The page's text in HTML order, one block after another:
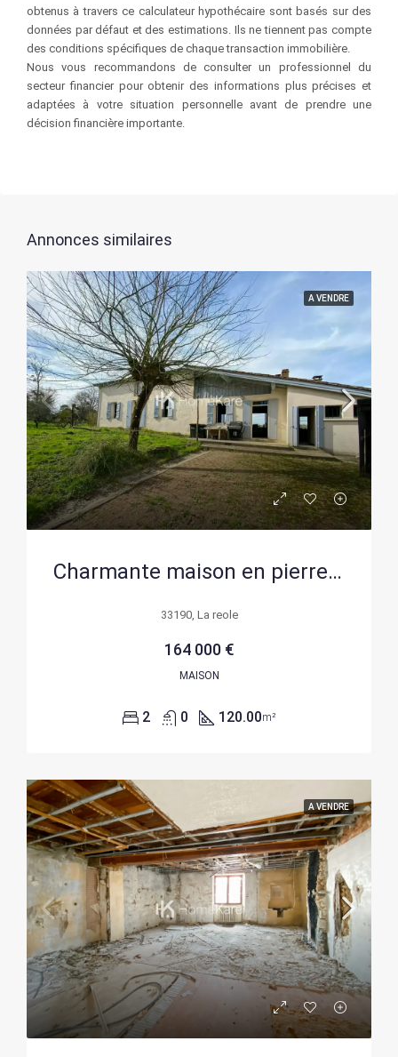
obtenus à travers ce calculateur hypothécaire sont basés sur des
données par défaut et des estimations. Ils ne tiennent pas compte
des conditions spécifiques de chaque transaction immobilière.
Nous vous recommandons de consulter un professionnel du
secteur financier pour obtenir des informations plus précises et
adaptées à votre situation personnelle avant de prendre une
décision financière importante.
Annonces similaires
A VENDRE
Charmante maison en pierre avec jardin à Savignac – À rénovée
33190, La reole
164 000 €
MAISON
2 0 120.00m²
A VENDRE